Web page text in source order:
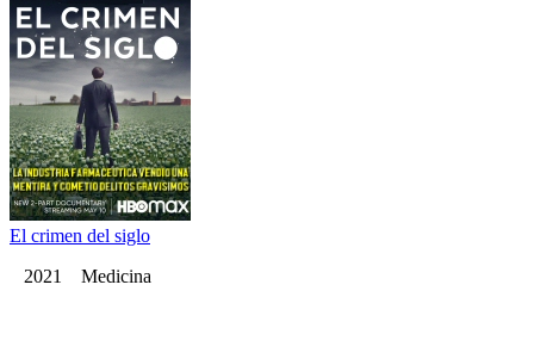
El crimen del siglo
2021 Medicina